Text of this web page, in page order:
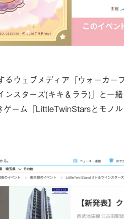
ウェブメディア『ウォーカー
スターズ(キキ＆ララ)」と一
ーム『LittleTwinStarsとモノ